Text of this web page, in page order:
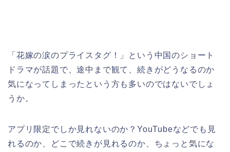
「花嫁の涙のプライスタグ！」
という中国のショート
ドラマが話題で、途中まで観て、続きがどうなるのか
気になってしまったという方も多いのではないでしょ
うか。
アプリ限定でしか見れないのか？YouTubeなどでも見
れるのか、どこで続きが見れるのか、ちょっと気にな